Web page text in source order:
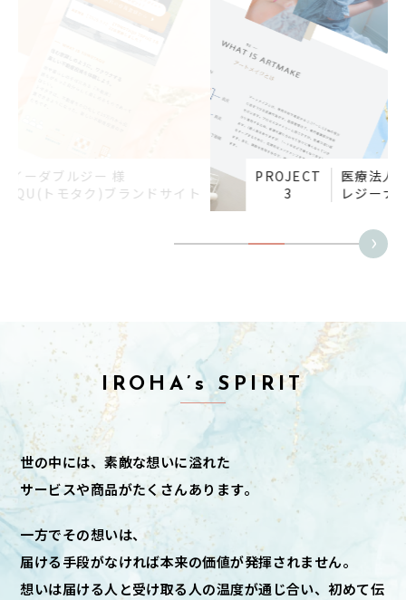
PROJECT
3
医療法人けんゆう会 様
レジーナクリニック アートメイクLP
›
IROHA’s SPIRIT
世の中には、素敵な想いに溢れた
サービスや商品がたくさんあります。
一方でその想いは、
届ける手段がなければ本来の価値が発揮されません。
想いは届ける人と受け取る人の温度が通じ合い、初めて伝